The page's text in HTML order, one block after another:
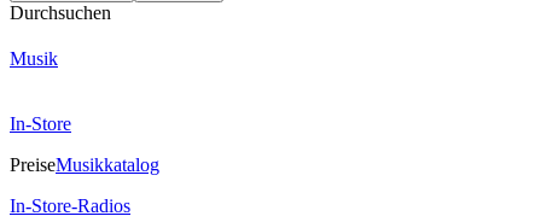
Durchsuchen
Musik
In-Store
PreiseMusikkatalog
In-Store-Radios